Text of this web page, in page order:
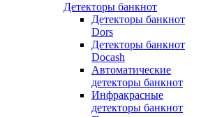
Детекторы банкнот
Детекторы банкнот
Dors
Детекторы банкнот
Docash
Автоматические
детекторы банкнот
Инфракрасные
детекторы банкнот